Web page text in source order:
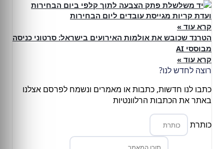
ועדת קריות מגייסת עובדים ליום הבחירות
קרא עוד »
הטרנד שכובש את אולמות האירועים בישראל: סרטוני כניסה
מבוססי AI
קרא עוד »
רוצה לחדש לנו?
כתבו לנו חדשות, כתבות או מאמרים ונשמח לפרסם אצלנו
באתר את הכתבות הרלוונטיות
כותרת